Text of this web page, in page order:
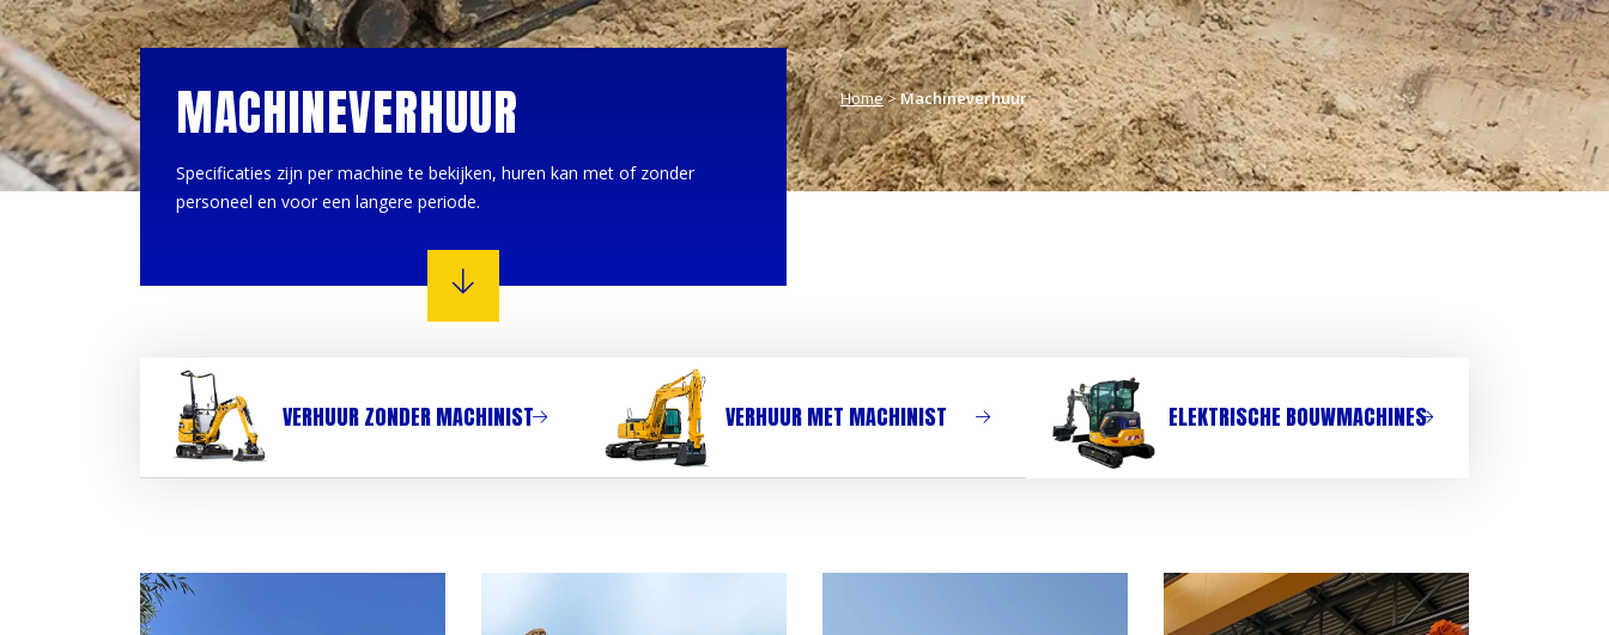
MACHINEVERHUUR
Specificaties zijn per machine te bekijken, huren kan met of zonder
personeel en voor een langere periode.
Home>Machineverhuur
VERHUUR ZONDER MACHINIST VERHUUR MET MACHINIST ELEKTRISCHE BOUWMACHINES